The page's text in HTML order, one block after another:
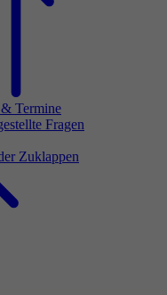
Termine
Fragen
Zuklappen